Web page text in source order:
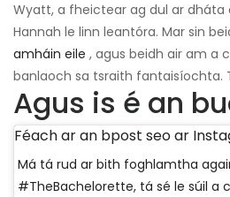
Wyatt, a fheictear ag dul ar dháta
Hannah le linn leantóra. Mar sin
amháin eile , agus beidh air am a
banlaoch sa tsraith fantaisíochta.
Agus is é an
Féach ar an bpost seo ar
Má tá rud ar bith foghlamtha
#TheBachelorette, tá sé le súil a